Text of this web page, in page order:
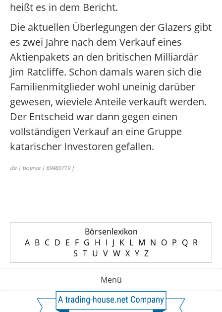
heißt es in dem Bericht.
Die aktuellen Überlegungen der Glazers gibt
es zwei Jahre nach dem Verkauf eines
Aktienpakets an den britischen Milliardär
Jim Ratcliffe. Schon damals waren sich die
Familienmitglieder wohl uneinig darüber
gewesen, wieviele Anteile verkauft werden.
Der Entscheid war dann gegen einen
vollständigen Verkauf an eine Gruppe
katarischer Investoren gefallen.
de | boerse | 69483719 |
Börsenlexikon
A B C D E F G H I J K L M N O P Q R
S T U V W X Y Z
Menü